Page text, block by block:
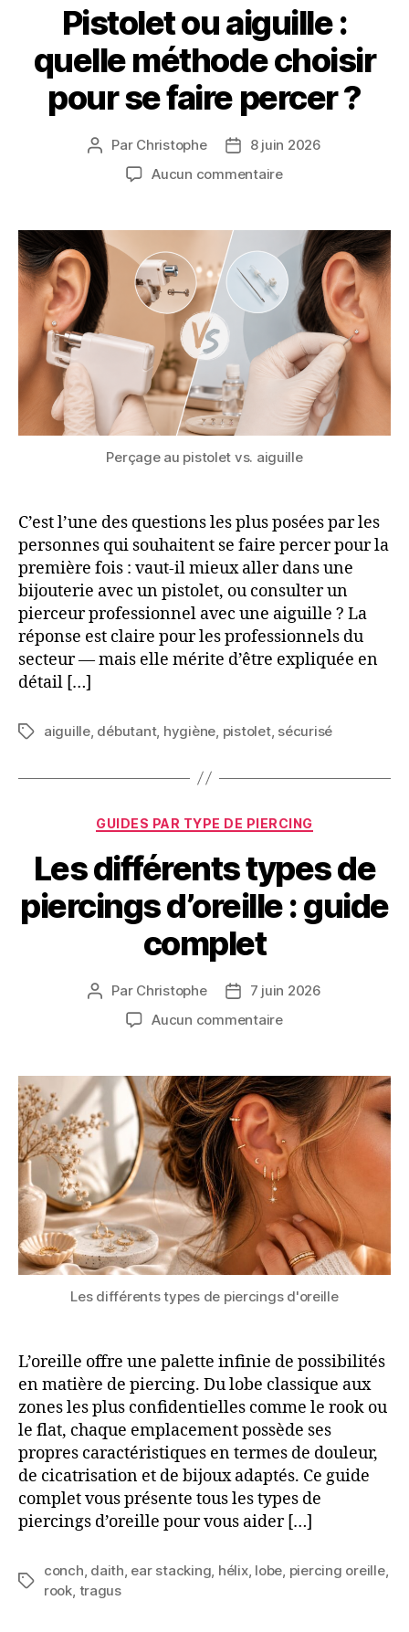
Pistolet ou aiguille :
quelle méthode choisir
pour se faire percer ?
Auteur
l’article
Par Christophe
Date8 juin 2026
Aucun commentairesur
aiguille
:
quelle
méthode
choisir
pour
se
faire
percer
?
Perçage au pistolet vs. aiguille
C’est l’une des questions les plus posées par les
personnes qui souhaitent se faire percer pour la
première fois : vaut-il mieux aller dans une
bijouterie avec un pistolet, ou consulter un
pierceur professionnel avec une aiguille ? La
réponse est claire pour les professionnels du
secteur — mais elle mérite d’être expliquée en
détail […]
Étiquettes
aiguille, débutant, hygiène pistolet, sécurisé
Catégories
GUIDES PAR TYPE DE PIERCING
Les différents types de
piercings d’oreille : guide
complet
Auteur
l’article
Par Christophe
Date7 juin 2026
Aucun commentairesur
types
de
piercings
d’oreille
:
guide
complet
Les différents types de piercings d'oreille
L’oreille offre une palette infinie de possibilités
en matière de piercing. Du lobe classique aux
zones les plus confidentielles comme le rook ou
le flat, chaque emplacement possède ses
propres caractéristiques en termes de douleur,
de cicatrisation et de bijoux adaptés. Ce guide
complet vous présente tous les types de
piercings d’oreille pour vous aider […]
Étiquettes
conch, daith, ear stacking, hélix, lobe, piercing oreille,
rook, tragus